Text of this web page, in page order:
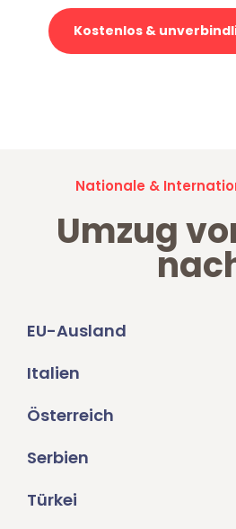
Kostenlos &
Nationale &
Umzug
EU-Ausland
Italien
Österreich
Serbien
Türkei